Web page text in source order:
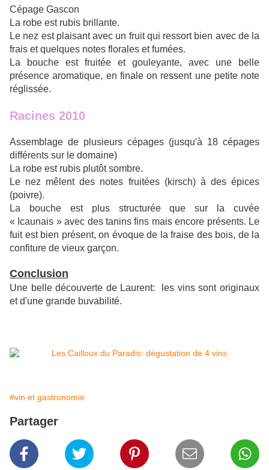
Cépage Gascon
La robe est rubis brillante.
Le nez est plaisant avec un fruit qui ressort bien avec de la
frais et quelques notes florales et fumées.
La bouche est fruitée et gouleyante, avec une belle
présence aromatique, en finale on ressent une petite note
réglissée.
Racines 2010
Assemblage de plusieurs cépages (jusqu'à 18 cépages
différents sur le domaine)
La robe est rubis plutôt sombre.
Le nez mêlent des notes fruitées (kirsch) à des épices
(poivre).
La bouche est plus structurée que sur la cuvée
« Icaunais » avec des tanins fins mais encore présents. Le
fuit est bien présent, on évoque de la fraise des bois, de la
confiture de vieux garçon.
Conclusion
Une belle découverte de Laurent: les vins sont originaux
et d'une grande buvabilité.
#vin et gastronomie
Partager